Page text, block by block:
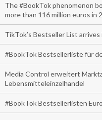
The #BookTok phenomenon
more than 116 million euros in
TikTok’s Bestseller List
#BookTok Bestsellerliste für
Media Control erweitert
Lebensmitteleinzelhandel
#BookTok Bestsellerlisten